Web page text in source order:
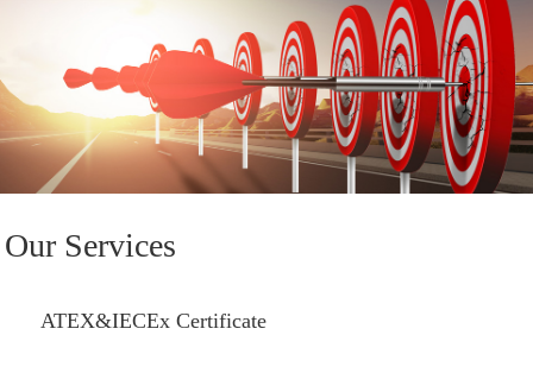
Our Services
ATEX&IECEx Certificate